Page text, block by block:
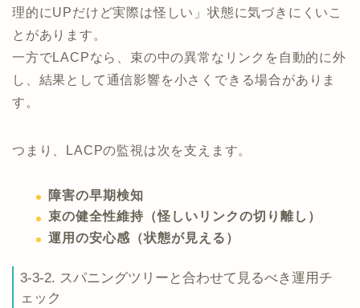
理的にUPだけど実際は怪しい」状態に気づきにくいこ
とがあります。
一方でLACPなら、束の中の異常なリンクを自動的に外
し、結果として通信影響を小さくできる場合がありま
す。
つまり、LACPの監視は次を支えます。
障害の早期検知
束の健全性維持（怪しいリンクの切り離し）
運用の安心感（状態が見える）
3-3-2. スパニングツリーと合わせて見るべき運用チ
ェック